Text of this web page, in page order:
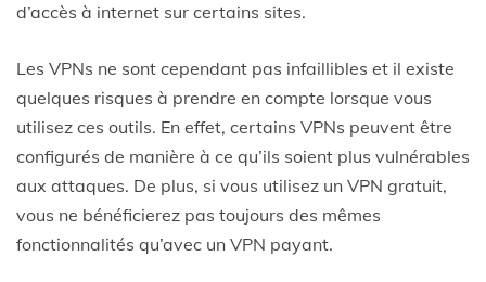
d’accès à internet sur certains sites.
Les VPNs ne sont cependant pas infaillibles et il existe
quelques risques à prendre en compte lorsque vous
utilisez ces outils. En effet, certains VPNs peuvent être
configurés de manière à ce qu’ils soient plus vulnérables
aux attaques. De plus, si vous utilisez un VPN gratuit,
vous ne bénéficierez pas toujours des mêmes
fonctionnalités qu’avec un VPN payant.